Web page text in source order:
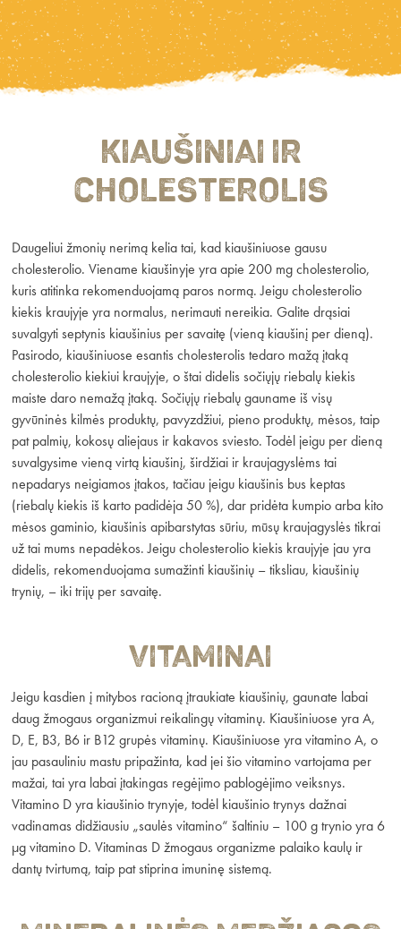
Kiaušiniai ir
cholesterolis
Daugeliui žmonių nerimą kelia tai, kad kiaušiniuose gausu
cholesterolio. Viename kiaušinyje yra apie 200 mg cholesterolio,
kuris atitinka rekomenduojamą paros normą. Jeigu cholesterolio
kiekis kraujyje yra normalus, nerimauti nereikia. Galite drąsiai
suvalgyti septynis kiaušinius per savaitę (vieną kiaušinį per dieną).
Pasirodo, kiaušiniuose esantis cholesterolis tedaro mažą įtaką
cholesterolio kiekiui kraujyje, o štai didelis sočiųjų riebalų kiekis
maiste daro nemažą įtaką. Sočiųjų riebalų gauname iš visų
gyvūninės kilmės produktų, pavyzdžiui, pieno produktų, mėsos, taip
pat palmių, kokosų aliejaus ir kakavos sviesto. Todėl jeigu per dieną
suvalgysime vieną virtą kiaušinį, širdžiai ir kraujagyslėms tai
nepadarys neigiamos įtakos, tačiau jeigu kiaušinis bus keptas
(riebalų kiekis iš karto padidėja 50 %), dar pridėta kumpio arba kito
mėsos gaminio, kiaušinis apibarstytas sūriu, mūsų kraujagyslės tikrai
už tai mums nepadėkos. Jeigu cholesterolio kiekis kraujyje jau yra
didelis, rekomenduojama sumažinti kiaušinių – tiksliau, kiaušinių
trynių, – iki trijų per savaitę.
Vitaminai
Jeigu kasdien į mitybos racioną įtraukiate kiaušinių, gaunate labai
daug žmogaus organizmui reikalingų vitaminų. Kiaušiniuose yra A,
D, E, B3, B6 ir B12 grupės vitaminų. Kiaušiniuose yra vitamino A, o
jau pasauliniu mastu pripažinta, kad jei šio vitamino vartojama per
mažai, tai yra labai įtakingas regėjimo pablogėjimo veiksnys.
Vitamino D yra kiaušinio trynyje, todėl kiaušinio trynys dažnai
vadinamas didžiausiu „saulės vitamino“ šaltiniu – 100 g trynio yra 6
µg vitamino D. Vitaminas D žmogaus organizme palaiko kaulų ir
dantų tvirtumą, taip pat stiprina imuninę sistemą.